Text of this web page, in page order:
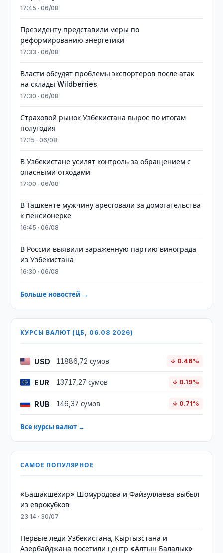
17:45 · 06/08
Президенту представили меры по
реформированию энергетики
17:33 · 06/08
Власти обсудят проблемы экспортеров после атак
на склады Wildberries
17:30 · 06/08
Страховой рынок Узбекистана вырос по итогам
полугодия
17:15 · 06/08
В Узбекистане усилят контроль за обращением с
опасными отходами
17:00 · 06/08
В Ташкенте мужчину арестовали за домогательства
к пенсионерке
16:45 · 06/08
В России выявили зараженную партию винограда
из Узбекистана
16:30 · 06/08
Больше новостей →
КУРСЫ ВАЛЮТ (ЦБ, 06.08.2026)
USD 11886,72 сумов ↓ 0.46%
EUR 13717,27 сумов ↓ 0.19%
RUB 146,37 сумов ↓ 0.71%
Все курсы валют →
САМОЕ ПОПУЛЯРНОЕ
«Башакшехир» Шомуродова и Файзуллаева выбыл
из еврокубков
23:14 · 30/07
Первые леди Узбекистана, Кыргызстана и
Азербайджана посетили центр «Алтын Балалык»